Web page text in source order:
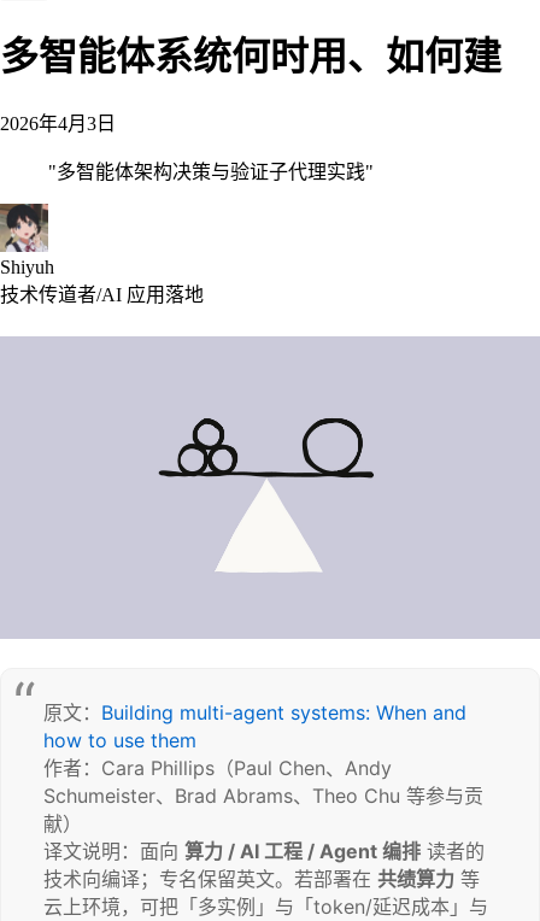
多智能体系统何时用、如何建
2026年4月3日
"多智能体架构决策与验证子代理实践"
Shiyuh
技术传道者/AI 应用落地
原文： Building multi-agent systems: When and
how to use them
作者：Cara Phillips（Paul Chen、Andy
Schumeister、Brad Abrams、Theo Chu 等参与贡
献）
译文说明：面向 算力 / AI 工程 / Agent 编排 读者的
技术向编译；专名保留英文。若部署在 共绩算力 等
云上环境，可把「多实例」与「token/延迟成本」与